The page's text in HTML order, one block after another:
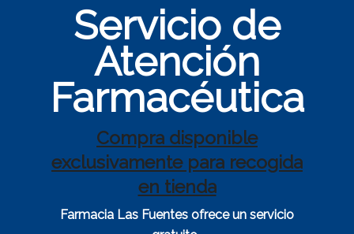
Servicio de
Atención
Farmacéutica
Compra disponible
exclusivamente para recogida
en tienda
Farmacia Las Fuentes ofrece un servicio